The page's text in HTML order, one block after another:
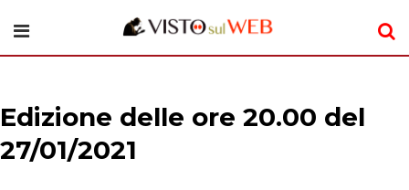
Edizione delle ore 20.00 del
27/01/2021